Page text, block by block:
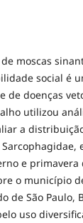
moscas
social é
de doenças
utilizou
a
e primavera
o município
de São Paulo,
uso